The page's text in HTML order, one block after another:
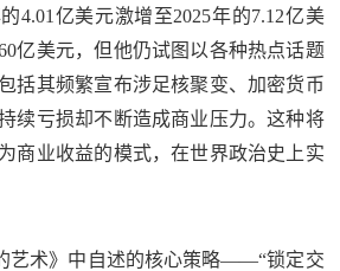
4.01亿美元激增至2025年的7.12亿美
亿美元，但他仍试图以各种热点话题
括其频繁宣布涉足核聚变、加密货币
续亏损却不断造成商业压力。这种将
商业收益的模式，在世界政治史上实
艺术》中自述的核心策略——“锁定交